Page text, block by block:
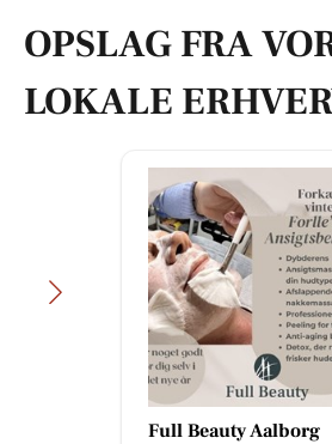
OPSLAG FRA
LOKALE
Full Beauty Aalborg